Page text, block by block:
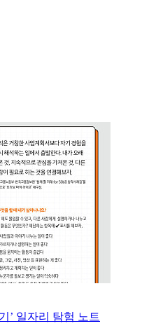
’ 일자리 탐험 노트